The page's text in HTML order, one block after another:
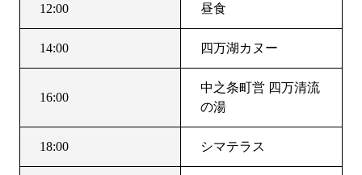
12:00 昼食
14:00 四万湖カヌー
16:00
中之条町営 四万清流
の湯
18:00 シマテラス